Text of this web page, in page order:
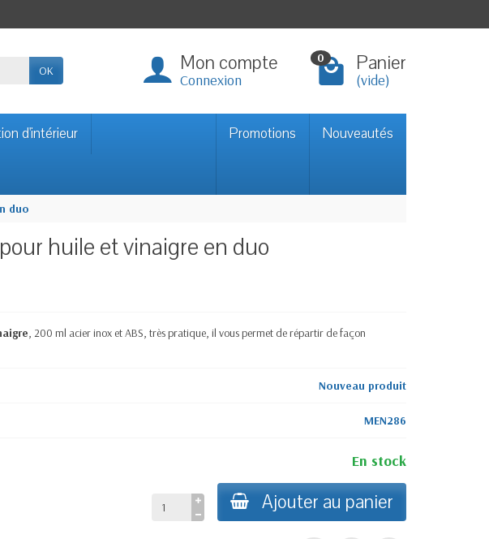
OK Mon compte
Connexion
0 Panier
(vide)
d'intérieur Promotions Nouveautés
duo
huile et vinaigre en duo
, 200 ml acier inox et ABS, très pratique, il vous permet de répartir de façon
Nouveau produit
MEN286
En stock
Ajouter au panier